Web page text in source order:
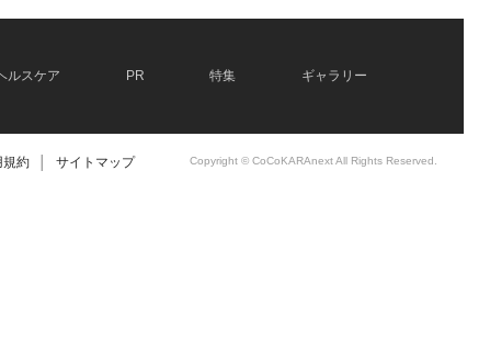
ルスケア PR 特集 ギャラリー
規約 サイトマップ Copyright © CoCoKARAnext All Rights Reserved.